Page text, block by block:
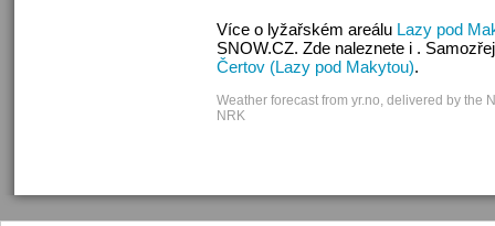
Více o lyžařském areálu Lazy pod
SNOW.CZ. Zde naleznete i .
Čertov (Lazy pod Makytou).
Weather forecast from yr.no, delivered by the
NRK